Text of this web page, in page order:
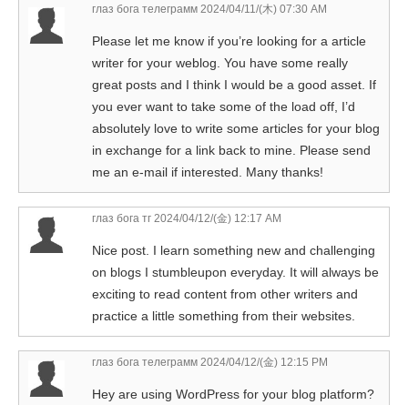
глаз бога телеграмм 2024/04/11/(木) 07:30 AM
Please let me know if you’re looking for a article
writer for your weblog. You have some really
great posts and I think I would be a good asset. If
you ever want to take some of the load off, I’d
absolutely love to write some articles for your blog
in exchange for a link back to mine. Please send
me an e-mail if interested. Many thanks!
глаз бога тг 2024/04/12/(金) 12:17 AM
Nice post. I learn something new and challenging
on blogs I stumbleupon everyday. It will always be
exciting to read content from other writers and
practice a little something from their websites.
глаз бога телеграмм 2024/04/12/(金) 12:15 PM
Hey are using WordPress for your blog platform?